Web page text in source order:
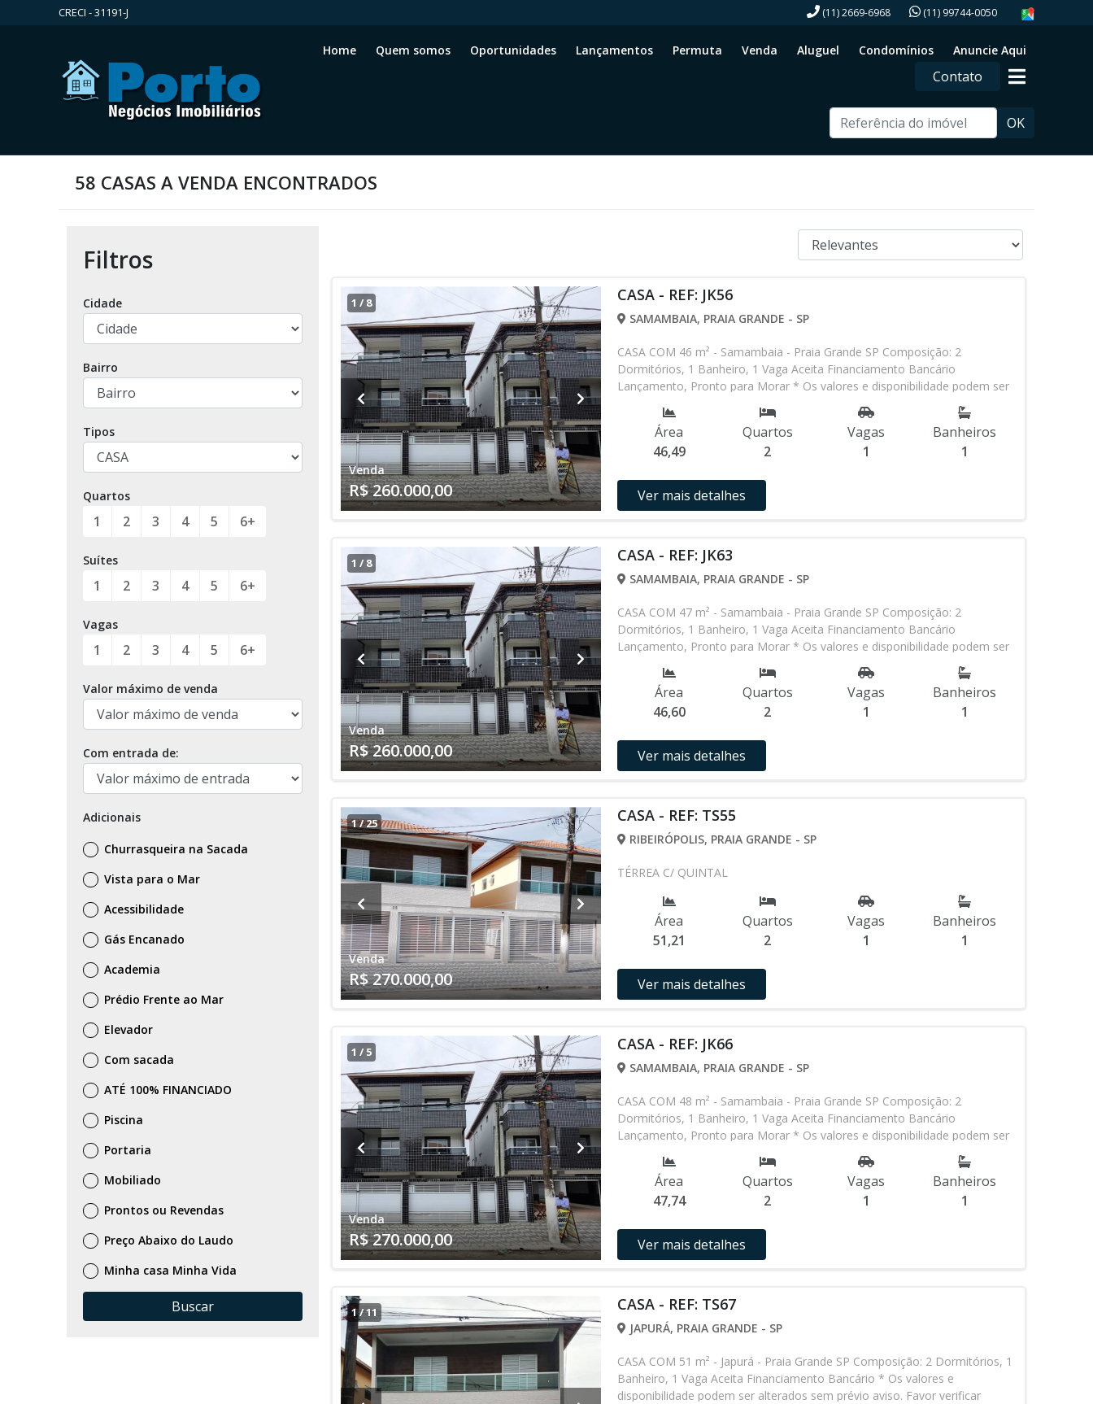
CRECI - 31191-J (11) 2669-6968 (11) 99744-0050
Home Quem somos Oportunidades Lançamentos Permuta Venda Aluguel Condomínios Anuncie Aqui
Contato
OK
58 CASAS A VENDA ENCONTRADOS
Filtros
Cidade
Bairro
Tipos
Quartos
1 2 3 4 5 6+
Suítes
1 2 3 4 5 6+
Vagas
1 2 3 4 5 6+
Valor máximo de venda
Com entrada de:
Adicionais
Churrasqueira na Sacada
Vista para o Mar
Acessibilidade
Gás Encanado
Academia
Prédio Frente ao Mar
Elevador
Com sacada
ATÉ 100% FINANCIADO
Piscina
Portaria
Mobiliado
Prontos ou Revendas
Preço Abaixo do Laudo
Minha casa Minha Vida
Buscar
1 / 8
Venda
R$ 260.000,00
CASA - REF: JK56
SAMAMBAIA, PRAIA GRANDE - SP
CASA COM 46 m² - Samambaia - Praia Grande SP Composição: 2
Dormitórios, 1 Banheiro, 1 Vaga Aceita Financiamento Bancário
Lançamento, Pronto para Morar * Os valores e disponibilidade podem ser
alterados sem prévio aviso. Favor verificar entrando em contato com
nossa equipe
Área
46,49
Quartos
2
Vagas
1
Banheiros
1
Ver mais detalhes
1 / 8
Venda
R$ 260.000,00
CASA - REF: JK63
SAMAMBAIA, PRAIA GRANDE - SP
CASA COM 47 m² - Samambaia - Praia Grande SP Composição: 2
Dormitórios, 1 Banheiro, 1 Vaga Aceita Financiamento Bancário
Lançamento, Pronto para Morar * Os valores e disponibilidade podem ser
alterados sem prévio aviso. Favor verificar entrando em contato com
nossa equipe
Área
46,60
Quartos
2
Vagas
1
Banheiros
1
Ver mais detalhes
1/25
Venda
R$ 270.000,00
CASA - REF: TS55
RIBEIRÓPOLIS, PRAIA GRANDE - SP
TÉRREA C/ QUINTAL
Área
51,21
Quartos
2
Vagas
1
Banheiros
1
Ver mais detalhes
1 / 5
Venda
R$ 270.000,00
CASA - REF: JK66
SAMAMBAIA, PRAIA GRANDE - SP
CASA COM 48 m² - Samambaia - Praia Grande SP Composição: 2
Dormitórios, 1 Banheiro, 1 Vaga Aceita Financiamento Bancário
Lançamento, Pronto para Morar * Os valores e disponibilidade podem ser
alterados sem prévio aviso. Favor verificar entrando em contato com
nossa equipe
Área
47,74
Quartos
2
Vagas
1
Banheiros
1
Ver mais detalhes
1/11 CASA - REF: TS67
JAPURÁ, PRAIA GRANDE - SP
CASA COM 51 m² - Japurá - Praia Grande SP Composição: 2 Dormitórios, 1
Banheiro, 1 Vaga Aceita Financiamento Bancário * Os valores e
disponibilidade podem ser alterados sem prévio aviso. Favor verificar